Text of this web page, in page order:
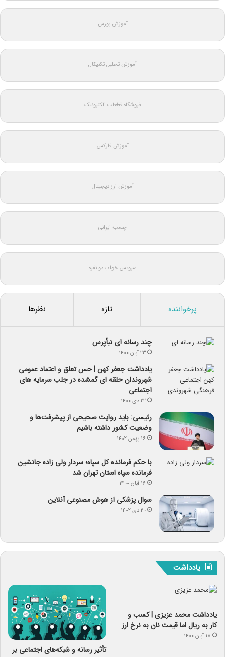
آموزش بورس
آموزش تحلیل تکنیکال
فروشگاه قطعات الکترونیک
آموزش فارکس
آموزش ارز دیجیتال
چسب ایرانی
سرویس خواب دو نفره
پرخواننده تازه نظرها
چند رسانه ای نبأپرس
۲۳ آبان ۱۴۰۰
یادداشت جعفر کهن | حس تعلق و اعتماد عمومی
شهروندان حلقه ای گمشده در جلب سرمایه های
اجتماعی
۲۲ دی ۱۴۰۰
رئیسی: باید روایت صحیحی از پیشرفت‌ها و
وضعیت کشور داشته باشیم
۱۶ بهمن ۱۴۰۲
با حکم فرمانده کل سپاه؛ سردار ولی زاده جانشین
فرمانده سپاه استان تهران شد
۱۶ آبان ۱۴۰۰
سوال پزشکی از هوش مصنوعی آنلاین
۲۰ دی ۱۴۰۲
یادداشت
یادداشت‌ محمد عزیزی | کسب و
کار به ریال اما قیمت نان به نرخ ارز
۱۸ آبان ۱۴۰۰
تأثیر رسانه و شبکه‌های اجتماعی بر